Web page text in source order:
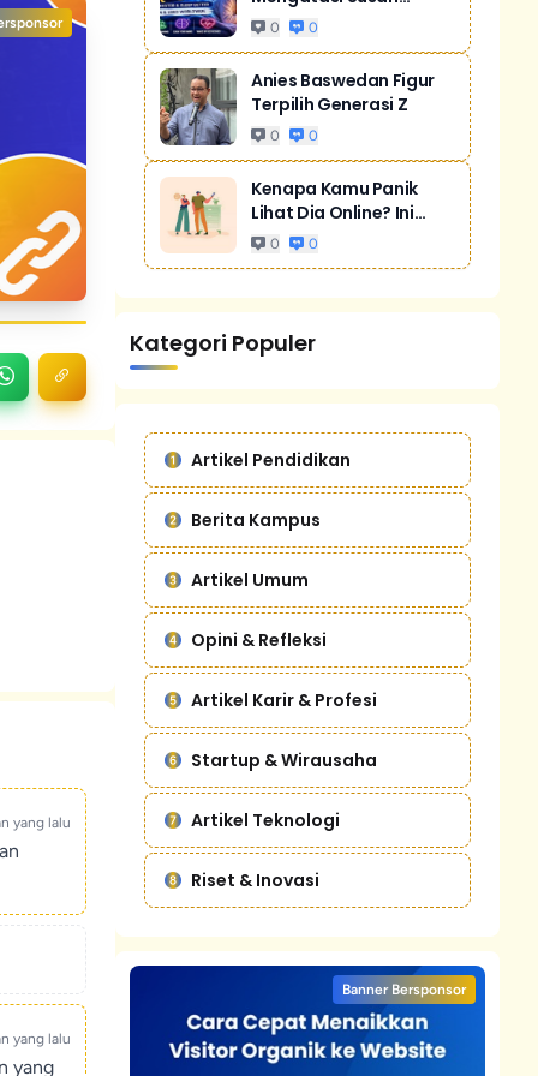
yang lalu
yang lalu
yang
Tidur Akibat Stres
0 0
Anies Baswedan Figur
Terpilih Generasi Z
0 0
Kenapa Kamu Panik
Lihat Dia Online? Ini
Bukan Cuma...
0 0
Kategori Populer
Artikel Pendidikan
Berita Kampus
Artikel Umum
Opini & Refleksi
Artikel Karir & Profesi
Startup & Wirausaha
Artikel Teknologi
Riset & Inovasi
Banner Bersponsor